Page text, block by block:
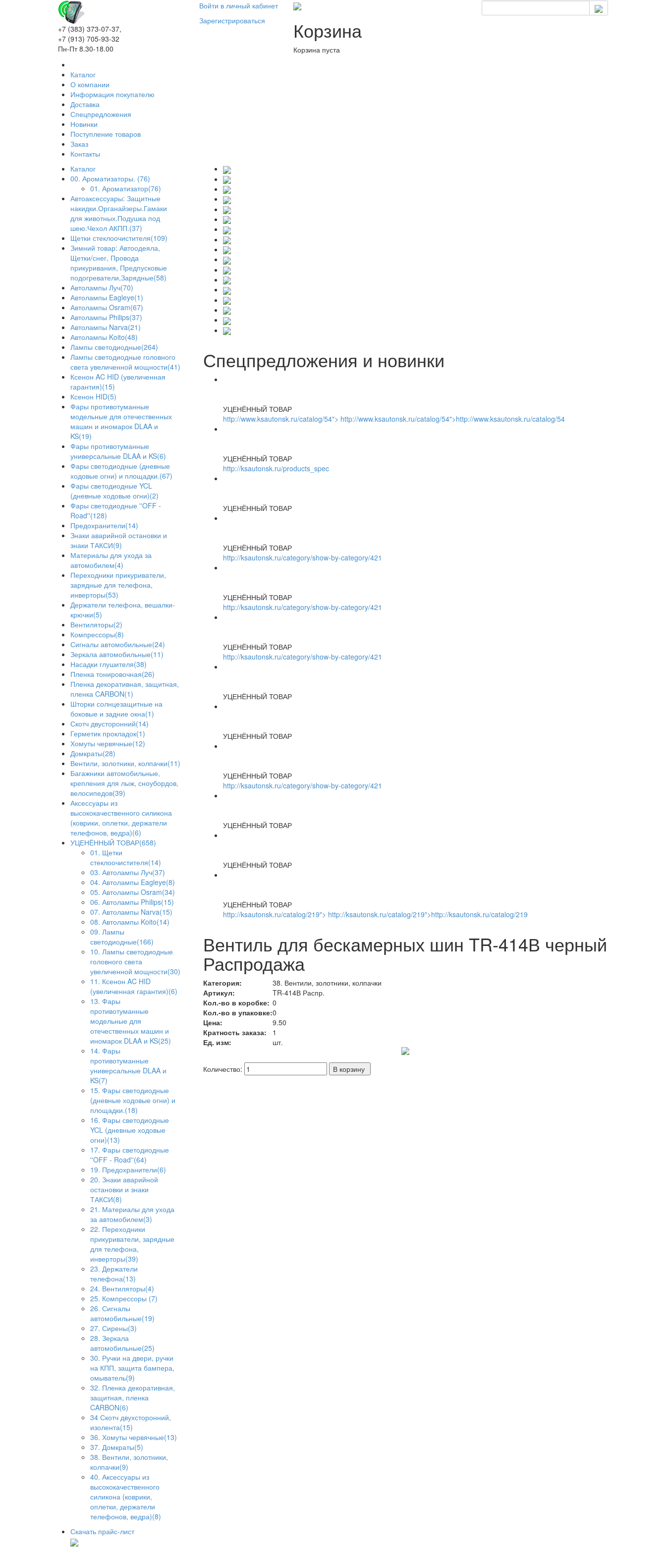
+7 (383) 373-07-37,
+7 (913) 705-93-32
Пн-Пт 8.30-18.00
Войти в личный кабинет
Зарегистрироваться
Корзина
Корзина пуста
Каталог
О компании
Информация покупателю
Доставка
Спецпредложения
Новинки
Поступление товаров
Заказ
Контакты
Каталог
00. Ароматизаторы. (76)
01. Ароматизатор(76)
Автоаксессуары: Защитные
накидки.Органайзеры.Гамаки
для животных.Подушка под
шею.Чехол АКПП.(37)
Щетки стеклоочистителя(109)
Зимний товар: Автоодеяла,
Щетки/снег, Провода
прикуривания, Предпусковые
подогреватели,Зарядные(58)
Автолампы Луч(70)
Автолампы Eagleye(1)
Автолампы Osram(67)
Автолампы Philips(37)
Автолампы Narva(21)
Автолампы Koito(48)
Лампы светодиодные(264)
Лампы светодиодные головного
света увеличенной мощности(41)
Ксенон AC HID (увеличенная
гарантия)(15)
Ксенон HID(5)
Фары противотуманные
модельные для отечественных
машин и иномарок DLAA и
KS(19)
Фары противотуманные
универсальные DLAA и KS(6)
Фары светодиодные (дневные
ходовые огни) и площадки.(67)
Фары светодиодные YCL
(дневные ходовые огни)(2)
Фары светодиодные ''OFF -
Road''(128)
Предохранители(14)
Знаки аварийной остановки и
знаки ТАКСИ(9)
Материалы для ухода за
автомобилем(4)
Переходники прикуриватели,
зарядные для телефона,
инверторы(53)
Держатели телефона, вешалки-
крючки(5)
Вентиляторы(2)
Компрессоры(8)
Сигналы автомобильные(24)
Зеркала автомобильные(11)
Насадки глушителя(38)
Пленка тонировочная(26)
Пленка декоративная, защитная,
пленка CARBON(1)
Шторки солнцезащитные на
боковые и задние окна(1)
Скотч двусторонний(14)
Герметик прокладок(1)
Хомуты червячные(12)
Домкраты(28)
Вентили, золотники, колпачки(11)
Багажники автомобильные,
крепления для лыж, сноубордов,
велосипедов(39)
Аксессуары из
высококачественного силикона
(коврики, оплетки, держатели
телефонов, ведра)(6)
УЦЕНЁННЫЙ ТОВАР(658)
01. Щетки
стеклоочистителя(14)
03. Автолампы Луч(37)
04. Автолампы Eagleye(8)
05. Автолампы Osram(34)
06. Автолампы Philips(15)
07. Автолампы Narva(15)
08. Автолампы Koito(14)
09. Лампы
светодиодные(166)
10. Лампы светодиодные
головного света
увеличенной мощности(30)
11. Ксенон AC HID
(увеличенная гарантия)(6)
13. Фары
противотуманные
модельные для
отечественных машин и
иномарок DLAA и KS(25)
14. Фары
противотуманные
универсальные DLAA и
KS(7)
15. Фары светодиодные
(дневные ходовые огни) и
площадки.(18)
16. Фары светодиодные
YCL (дневные ходовые
огни)(13)
17. Фары светодиодные
''OFF - Road''(64)
19. Предохранители(6)
20. Знаки аварийной
остановки и знаки
ТАКСИ(8)
21. Материалы для ухода
за автомобилем(3)
22. Переходники
прикуриватели, зарядные
для телефона,
инверторы(39)
23. Держатели
телефона(13)
24. Вентиляторы(4)
25. Компрессоры (7)
26. Сигналы
автомобильные(19)
27. Сирены(3)
28. Зеркала
автомобильные(25)
30. Ручки на двери, ручки
на КПП, защита бампера,
омыватель(9)
32. Пленка декоративная,
защитная, пленка
CARBON(6)
34 Скотч двухсторонний,
изолента(15)
36. Хомуты червячные(13)
37. Домкраты(5)
38. Вентили, золотники,
колпачки(9)
40. Аксессуары из
высококачественного
силикона (коврики,
оплетки, держатели
телефонов, ведра)(8)
Скачать прайс-лист
Спецпредложения и новинки
УЦЕНЁННЫЙ ТОВАР
http://www.ksautonsk.ru/catalog/54"> http://www.ksautonsk.ru/catalog/54">http://www.ksautonsk.ru/catalog/54
УЦЕНЁННЫЙ ТОВАР
http://ksautonsk.ru/products_spec
УЦЕНЁННЫЙ ТОВАР
УЦЕНЁННЫЙ ТОВАР
http://ksautonsk.ru/category/show-by-category/421
УЦЕНЁННЫЙ ТОВАР
http://ksautonsk.ru/category/show-by-category/421
УЦЕНЁННЫЙ ТОВАР
http://ksautonsk.ru/category/show-by-category/421
УЦЕНЁННЫЙ ТОВАР
УЦЕНЁННЫЙ ТОВАР
УЦЕНЁННЫЙ ТОВАР
http://ksautonsk.ru/category/show-by-category/421
УЦЕНЁННЫЙ ТОВАР
УЦЕНЁННЫЙ ТОВАР
УЦЕНЁННЫЙ ТОВАР
http://ksautonsk.ru/catalog/219"> http://ksautonsk.ru/catalog/219">http://ksautonsk.ru/catalog/219
Вентиль для бескамерных шин TR-414В черный
Распродажа
Категория:
38. Вентили, золотники, колпачки
Артикул:
TR-414В Распр.
Кол.-во в коробке: 0
Кол.-во в упаковке:0
Цена:
9.50
Кратность заказа:
1
Ед. изм:
шт.
Количество: